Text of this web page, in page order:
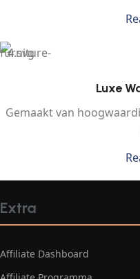
Luxe
Gemaakt van
Extra
Affiliate Dashboard